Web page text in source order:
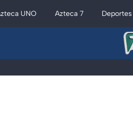
UNO Azteca 7 Deportes